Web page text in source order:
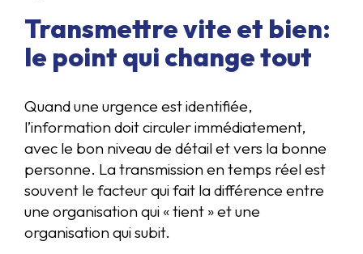
Transmettre vite et bien:
le point qui change tout
Quand une urgence est identifiée,
l’information doit circuler immédiatement,
avec le bon niveau de détail et vers la bonne
personne. La transmission en temps réel est
souvent le facteur qui fait la différence entre
une organisation qui « tient » et une
organisation qui subit.